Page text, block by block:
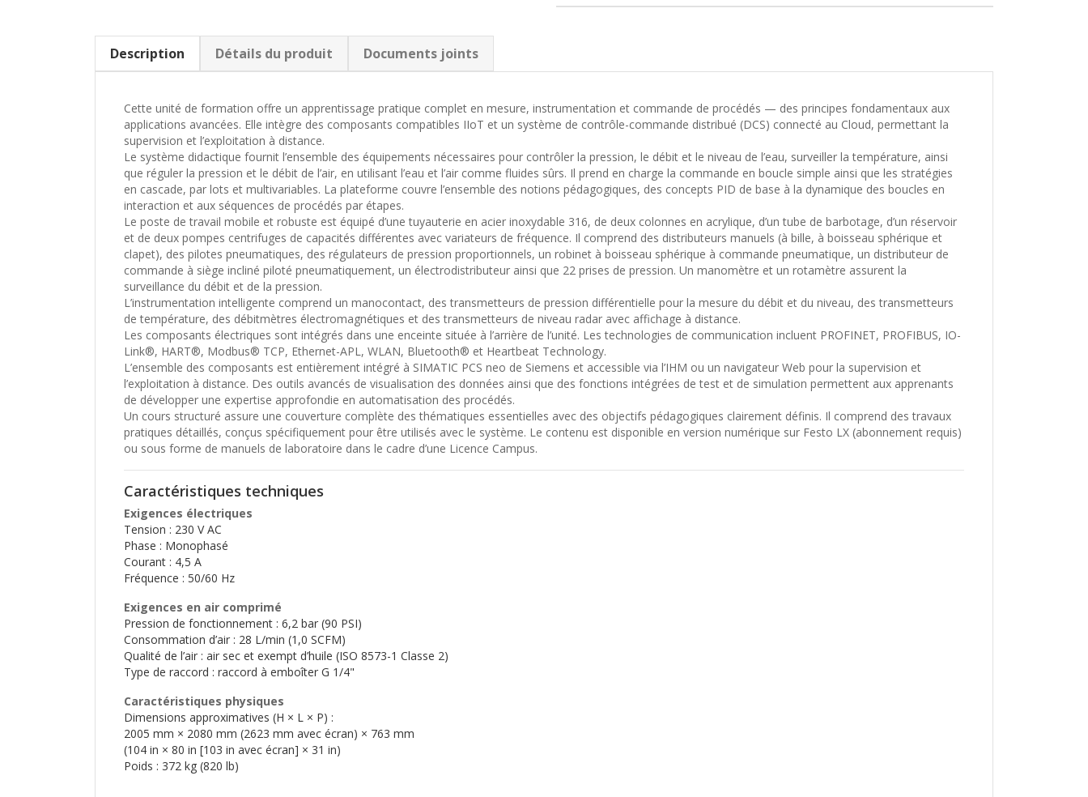
Description Détails du produit Documents joints
Cette unité de formation offre un apprentissage pratique complet en mesure, instrumentation et commande de procédés — des principes fondamentaux aux
applications avancées. Elle intègre des composants compatibles IIoT et un système de contrôle-commande distribué (DCS) connecté au Cloud, permettant la
supervision et l’exploitation à distance.
Le système didactique fournit l’ensemble des équipements nécessaires pour contrôler la pression, le débit et le niveau de l’eau, surveiller la température, ainsi
que réguler la pression et le débit de l’air, en utilisant l’eau et l’air comme fluides sûrs. Il prend en charge la commande en boucle simple ainsi que les stratégies
en cascade, par lots et multivariables. La plateforme couvre l’ensemble des notions pédagogiques, des concepts PID de base à la dynamique des boucles en
interaction et aux séquences de procédés par étapes.
Le poste de travail mobile et robuste est équipé d’une tuyauterie en acier inoxydable 316, de deux colonnes en acrylique, d’un tube de barbotage, d’un réservoir
et de deux pompes centrifuges de capacités différentes avec variateurs de fréquence. Il comprend des distributeurs manuels (à bille, à boisseau sphérique et
clapet), des pilotes pneumatiques, des régulateurs de pression proportionnels, un robinet à boisseau sphérique à commande pneumatique, un distributeur de
commande à siège incliné piloté pneumatiquement, un électrodistributeur ainsi que 22 prises de pression. Un manomètre et un rotamètre assurent la
surveillance du débit et de la pression.
L’instrumentation intelligente comprend un manocontact, des transmetteurs de pression différentielle pour la mesure du débit et du niveau, des transmetteurs
de température, des débitmètres électromagnétiques et des transmetteurs de niveau radar avec affichage à distance.
Les composants électriques sont intégrés dans une enceinte située à l’arrière de l’unité. Les technologies de communication incluent PROFINET, PROFIBUS, IO-
Link®, HART®, Modbus® TCP, Ethernet-APL, WLAN, Bluetooth® et Heartbeat Technology.
L’ensemble des composants est entièrement intégré à SIMATIC PCS neo de Siemens et accessible via l’IHM ou un navigateur Web pour la supervision et
l’exploitation à distance. Des outils avancés de visualisation des données ainsi que des fonctions intégrées de test et de simulation permettent aux apprenants
de développer une expertise approfondie en automatisation des procédés.
Un cours structuré assure une couverture complète des thématiques essentielles avec des objectifs pédagogiques clairement définis. Il comprend des travaux
pratiques détaillés, conçus spécifiquement pour être utilisés avec le système. Le contenu est disponible en version numérique sur Festo LX (abonnement requis)
ou sous forme de manuels de laboratoire dans le cadre d’une Licence Campus.
Caractéristiques techniques
Exigences électriques
Tension : 230 V AC
Phase : Monophasé
Courant : 4,5 A
Fréquence : 50/60 Hz
Exigences en air comprimé
Pression de fonctionnement : 6,2 bar (90 PSI)
Consommation d’air : 28 L/min (1,0 SCFM)
Qualité de l’air : air sec et exempt d’huile (ISO 8573-1 Classe 2)
Type de raccord : raccord à emboîter G 1/4"
Caractéristiques physiques
Dimensions approximatives (H × L × P) :
2005 mm × 2080 mm (2623 mm avec écran) × 763 mm
(104 in × 80 in [103 in avec écran] × 31 in)
Poids : 372 kg (820 lb)